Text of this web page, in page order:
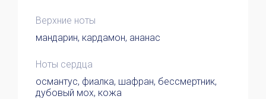
Верхние ноты
мандарин, кардамон, ананас
Ноты сердца
османтус, фиалка, шафран, бессмертник,
дубовый мох, кожа